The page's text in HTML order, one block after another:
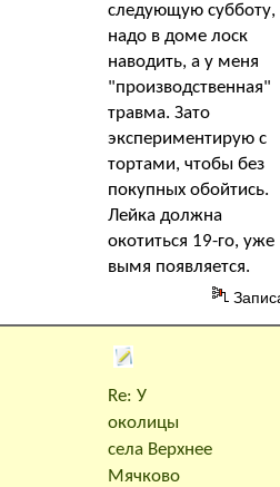
следующую субботу,
надо в доме лоск
наводить, а у меня
"производственная"
травма. Зато
экспериментирую с
тортами, чтобы без
покупных обойтись.
Лейка должна
окотиться 19-го, уже
вымя появляется.
Re: У
околицы
села Верхнее
Мячково